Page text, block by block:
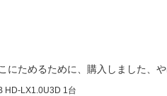
ためるために、購入しました、
HD-LX1.0U3D 1台